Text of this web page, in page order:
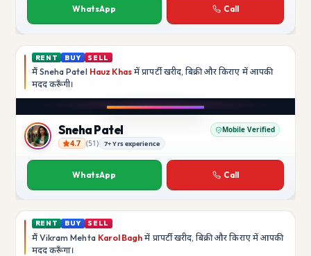
WhatsApp Call
RENT BUY SELL
मैं Sneha Patel Hauz Khas में प्रापर्टी खरीद, बिक्री और किराए में आपकी
मददकरूँगी।
Sneha Patel
Sneha Patel Mobile Verified
4.7 (51) 7+ Yrs experience
WhatsApp Call
RENT BUY SELL
मैं Vikram Mehta Karol Bagh में प्रापर्टी खरीद, बिक्री और किराए में आपकी
मददकरूँगा।